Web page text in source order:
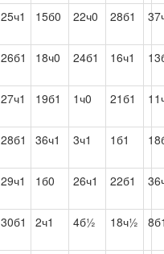
25ч1 15б0 22ч0 28б1
26б1 18ч0 24б1 16ч1
27ч1 19б1 1ч0 21б1
28б1 36ч1 3ч1 1б1
29ч1 1б0 26ч1 22б1
30б1 2ч1 4б½ 18ч½